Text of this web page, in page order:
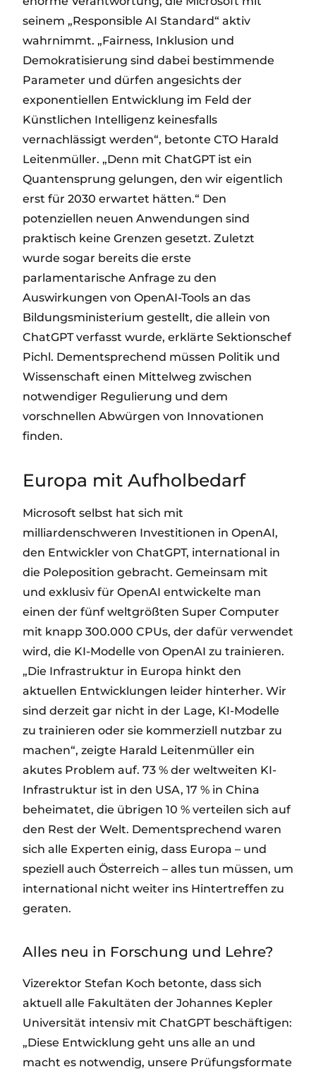
seinem „Responsible AI Standard“ aktiv
wahrnimmt. „Fairness, Inklusion und
Demokratisierung sind dabei bestimmende
Parameter und dürfen angesichts der
exponentiellen Entwicklung im Feld der
Künstlichen Intelligenz keinesfalls
vernachlässigt werden“, betonte CTO Harald
Leitenmüller. „Denn mit ChatGPT ist ein
Quantensprung gelungen, den wir eigentlich
erst für 2030 erwartet hätten.“ Den
potenziellen neuen Anwendungen sind
praktisch keine Grenzen gesetzt. Zuletzt
wurde sogar bereits die erste
parlamentarische Anfrage zu den
Auswirkungen von OpenAI-Tools an das
Bildungsministerium gestellt, die allein von
ChatGPT verfasst wurde, erklärte Sektionschef
Pichl. Dementsprechend müssen Politik und
Wissenschaft einen Mittelweg zwischen
notwendiger Regulierung und dem
vorschnellen Abwürgen von Innovationen
finden.
Europa mit Aufholbedarf
Microsoft selbst hat sich mit
milliardenschweren Investitionen in OpenAI,
den Entwickler von ChatGPT, international in
die Poleposition gebracht. Gemeinsam mit
und exklusiv für OpenAI entwickelte man
einen der fünf weltgrößten Super Computer
mit knapp 300.000 CPUs, der dafür verwendet
wird, die KI-Modelle von OpenAI zu trainieren.
„Die Infrastruktur in Europa hinkt den
aktuellen Entwicklungen leider hinterher. Wir
sind derzeit gar nicht in der Lage, KI-Modelle
zu trainieren oder sie kommerziell nutzbar zu
machen“, zeigte Harald Leitenmüller ein
akutes Problem auf. 73 % der weltweiten KI-
Infrastruktur ist in den USA, 17 % in China
beheimatet, die übrigen 10 % verteilen sich auf
den Rest der Welt. Dementsprechend waren
sich alle Experten einig, dass Europa – und
speziell auch Österreich – alles tun müssen, um
international nicht weiter ins Hintertreffen zu
geraten.
Alles neu in Forschung und Lehre?
Vizerektor Stefan Koch betonte, dass sich
aktuell alle Fakultäten der Johannes Kepler
Universität intensiv mit ChatGPT beschäftigen:
„Diese Entwicklung geht uns alle an und
macht es notwendig, unsere Prüfungsformate